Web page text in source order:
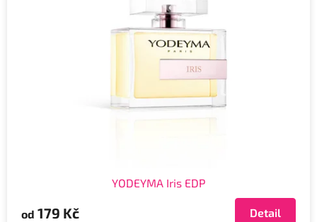
YODEYMA Iris EDP
od 179 Kč Detail